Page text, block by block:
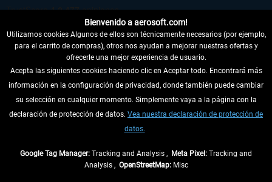
DESISTIR DEL CONTRATO
INFORMACIÓN
Bienvenido a aerosoft.com!
Utilizamos cookies Algunos de ellos son técnicamente necesarios (por ejemplo,
para el carrito de compras), otros nos ayudan a mejorar nuestras ofertas y
ofrecerle una mejor experiencia de usuario.
Acepta las siguientes cookies haciendo clic en Aceptar todo. Encontrará más
información en la configuración de privacidad, donde también puede cambiar
su selección en cualquier momento. Simplemente vaya a la página con la
declaración de protección de datos. Vea nuestra declaración de protección de
datos.
Google Tag Manager: Tracking and Analysis , Meta Pixel: Tracking and
Analysis , OpenStreetMap:Misc